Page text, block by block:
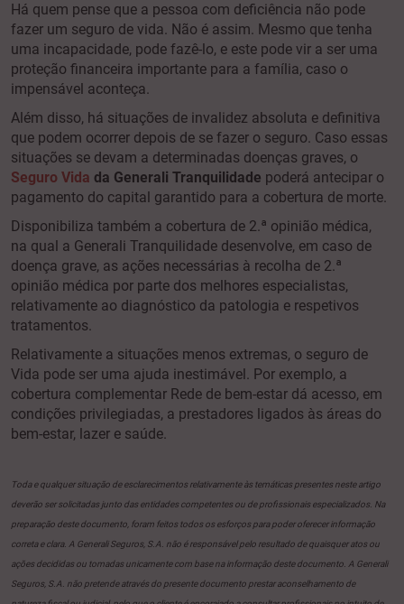
Há quem pense que a pessoa com deficiência não pode
fazer um seguro de vida. Não é assim. Mesmo que tenha
uma incapacidade, pode fazê-lo, e este pode vir a ser uma
proteção financeira importante para a família, caso o
impensável aconteça.
Além disso, há situações de invalidez absoluta e definitiva
que podem ocorrer depois de se fazer o seguro. Caso essas
situações se devam a determinadas doenças graves, o
Seguro Vida da Generali Tranquilidade poderá antecipar o
pagamento do capital garantido para a cobertura de morte.
Disponibiliza também a cobertura de 2.ª opinião médica,
na qual a Generali Tranquilidade desenvolve, em caso de
doença grave, as ações necessárias à recolha de 2.ª
opinião médica por parte dos melhores especialistas,
relativamente ao diagnóstico da patologia e respetivos
tratamentos.
Relativamente a situações menos extremas, o seguro de
Vida pode ser uma ajuda inestimável. Por exemplo, a
cobertura complementar Rede de bem-estar dá acesso, em
condições privilegiadas, a prestadores ligados às áreas do
bem-estar, lazer e saúde.
Toda e qualquer situação de esclarecimentos relativamente às temáticas presentes neste artigo
deverão ser solicitadas junto das entidades competentes ou de profissionais especializados. Na
preparação deste documento, foram feitos todos os esforços para poder oferecer informação
correta e clara. A Generali Seguros, S.A. não é responsável pelo resultado de quaisquer atos ou
ações decididas ou tomadas unicamente com base na informação deste documento. A Generali
Seguros, S.A. não pretende através do presente documento prestar aconselhamento de